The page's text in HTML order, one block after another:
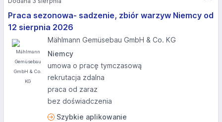
Praca sezonowa- sadzenie, zbiór warzyw Niemcy od
12 sierpnia 2026
Mählmann Gemüsebau GmbH & Co. KG
Niemcy
umowa o pracę tymczasową
rekrutacja zdalna
praca od zaraz
bez doświadczenia
Szybkie aplikowanie